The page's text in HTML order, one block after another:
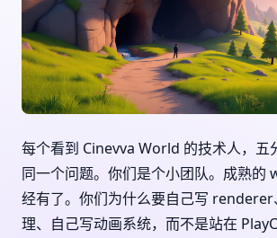
每个看到 Cinevva World 的技术人，五
同一个问题。你们是个小团队。成熟的
经有了。你们为什么要自己写
理、自己写动画系统，而不是站在